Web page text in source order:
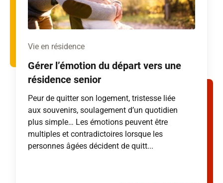
Vie en résidence
Gérer l’émotion du départ vers une
résidence senior
Peur de quitter son logement, tristesse liée
aux souvenirs, soulagement d’un quotidien
plus simple… Les émotions peuvent être
multiples et contradictoires lorsque les
personnes âgées décident de quitt...